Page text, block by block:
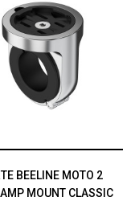
BEELINE MOTO 2
MOUNT CLASSIC